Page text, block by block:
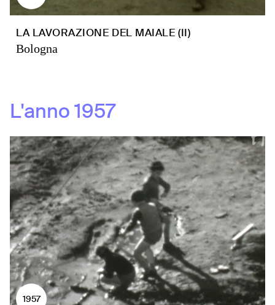
LA LAVORAZIONE DEL MAIALE (II)
Bologna
L'anno1957
1957